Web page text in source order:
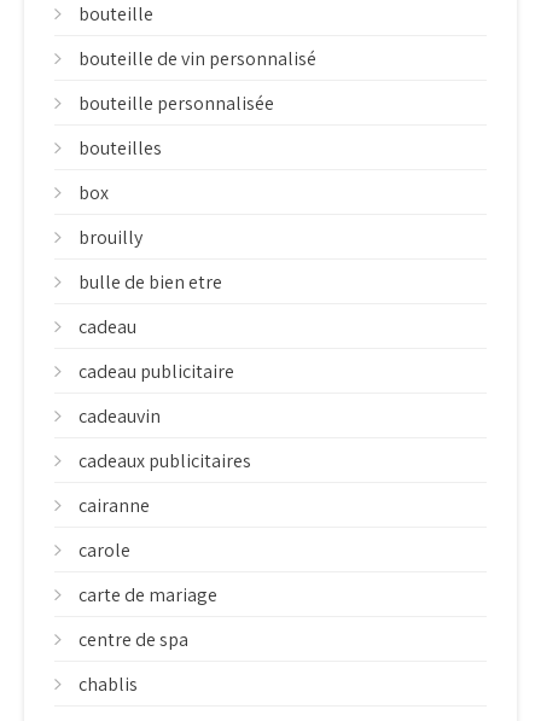
bouteille
bouteille de vin personnalisé
bouteille personnalisée
bouteilles
box
brouilly
bulle de bien etre
cadeau
cadeau publicitaire
cadeauvin
cadeaux publicitaires
cairanne
carole
carte de mariage
centre de spa
chablis